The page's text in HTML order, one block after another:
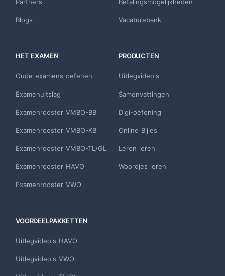
Partners
Blogs
Betalingsmogelijkheden
Vacaturebank
HET EXAMEN
Oude examens oefenen
Examenuitslag
Examenrooster VMBO-BB
Examenrooster VMBO-KB
Examenrooster VMBO-TL/GL
Examenrooster HAVO
Examenrooster VWO
PRODUCTEN
Uitlegvideo's
Samenvattingen
Digi-oefening
Online Bijles
Leren leren
Woordjes leren
VOORDEELPAKKETTEN
Uitlegvideo's HAVO
Uitlegvideo's VWO